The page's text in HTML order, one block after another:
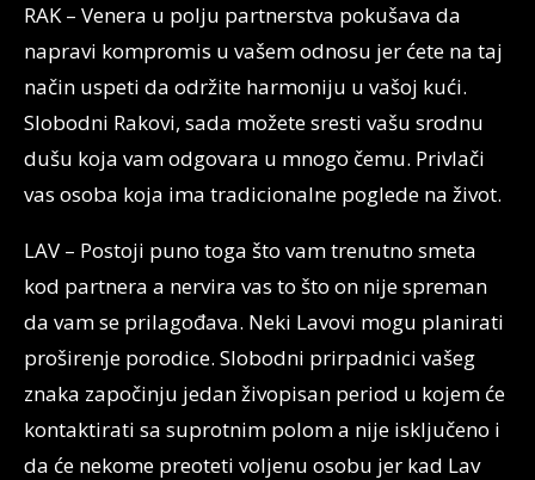
RAK – Venera u polju partnerstva pokušava da
napravi kompromis u vašem odnosu jer ćete na taj
način uspeti da održite harmoniju u vašoj kući.
Slobodni Rakovi, sada možete sresti vašu srodnu
dušu koja vam odgovara u mnogo čemu. Privlači
vas osoba koja ima tradicionalne poglede na život.
LAV – Postoji puno toga što vam trenutno smeta
kod partnera a nervira vas to što on nije spreman
da vam se prilagođava. Neki Lavovi mogu planirati
proširenje porodice. Slobodni prirpadnici vašeg
znaka započinju jedan živopisan period u kojem će
kontaktirati sa suprotnim polom a nije isključeno i
da će nekome preoteti voljenu osobu jer kad Lav